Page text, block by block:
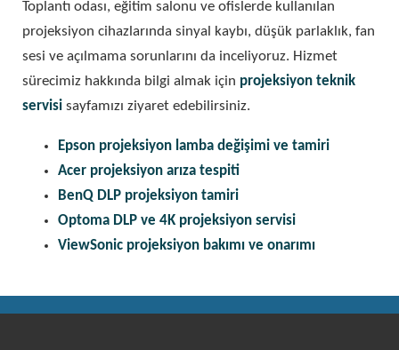
Toplantı odası, eğitim salonu ve ofislerde kullanılan
projeksiyon cihazlarında sinyal kaybı, düşük parlaklık, fan
sesi ve açılmama sorunlarını da inceliyoruz. Hizmet
sürecimiz hakkında bilgi almak için projeksiyon teknik
servisi sayfamızı ziyaret edebilirsiniz.
Epson projeksiyon lamba değişimi ve tamiri
Acer projeksiyon arıza tespiti
BenQ DLP projeksiyon tamiri
Optoma DLP ve 4K projeksiyon servisi
ViewSonic projeksiyon bakımı ve onarımı